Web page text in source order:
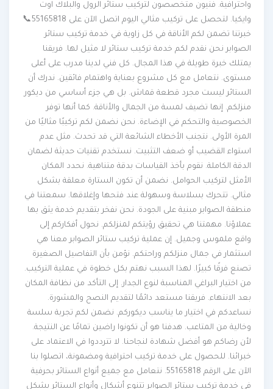
واحترافية. فنيون متخصصون لتركيب ستائر الرول والبلاك اوت
وايكيا. لتحصل على تركيب مثالي اليوم اتصل الآن على 55165818📞
خبرتنا تضمن لكم الأناقة في كل زاوية في خدمة تركيب ستائر
الصوابر نحن نقدم لكم خدمة تركيب ستائر لا مثيل لها. فريقنا
يمتلك خبرة طويلة في هذا المجال. كل فني لدينا مدرب على أعلى
مستوى. نتعامل مع كل مشروع بعناية واهتمام فائقين. ندرك أن
الستائر ليست مجرد قطعة قماش. بل هي جزء أساسي من ديكور
منزلكم. إنها تضيف لمسة من الجمال والأناقة. كما أنها توفر
الخصوصية والتحكم في الإضاءة. نحن نضمن لكم تركيبًا مثاليًا من
المرة الأولى. نتجنب الأخطاء الشائعة التي قد تحدث. مثل عدم
استواء القضيب أو ضعف التثبيت. نستخدم تقنيات حديثة لضمان
الدقة الكاملة. نقوم بأخذ القياسات بدقة متناهية. نحدد المكان
الأمثل لتركيب الحوامل. نضمن أن تكون الستارة معلقة بشكل
مثالي. تتحرك بسلاسة وسهولة عند فتحها وإغلاقها. سمعتنا في
منطقة الصوابر مبنية على الجودة. نحن نفخر بتقديم خدمة يثق بها
عملاؤنا. مهمتنا هي تحقيق رؤيتكم لمنزلكم. نحول أفكاركم إلى
واقع ملموس وجميل. إن عملية تركيب ستائر الصوابر معنا هي
استثمار في جمال منزلكم وراحتكم. نؤمن بأن التفاصيل الصغيرة
تصنع فرقًا كبيرًا. لهذا السبب نهتم بكل خطوة في عملية التركيب.
من اختيار البراغي المناسبة لنوع الجدار. إلى التأكد من نظافة المكان
بعد الانتهاء. فريقنا مستعد دائمًا لتقديم النصح والمشورة.
نساعدكم في اختيار ما يناسب ديكوركم. نضمن لكم تجربة سلسة
وخالية من المتاعب. هدفنا هو أن تكونوا راضين تمامًا عن النتيجة.
لأن رضاكم هو أفضل شهادة لنجاحنا. لا تترددوا في الاعتماد على
خبرائنا. للحصول على خدمة تركيب احترافية ومضمونة، اتصلوا بنا
الآن على الرقم 55165818. نتعامل مع جميع أنواع الستائر بحرفية
في خدمة تركيب ستائر الصوابر تتنوع أشكال وأنواع الستائر بشكل